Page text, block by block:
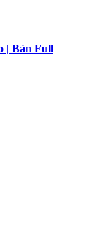
| Bản Full